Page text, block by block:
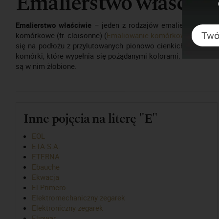
Emalierstwo właściwie– jeden z rodzajów emalierstwa
komórkowe (fr. cloisonne) (Emaliowanie komórkowe
) oraz
się na podłożu z przylutowanych pionowo cienkich
komórki, które wypełnia się pożądanymi kolorami. W
są w nim żłobione.
Inne pojęcia na literę "E"
EOL
ETA S.A.
ETERNA
Ebauche
Ekwacja
El Primero
Elektromechaniczny zegarek
Elektroniczny zegarek